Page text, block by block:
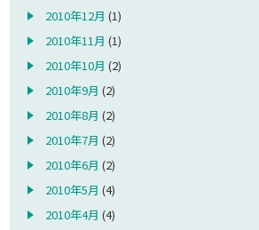
2010年12月 (1)
2010年11月 (1)
2010年10月 (2)
2010年9月 (2)
2010年8月 (2)
2010年7月 (2)
2010年6月 (2)
2010年5月 (4)
2010年4月 (4)